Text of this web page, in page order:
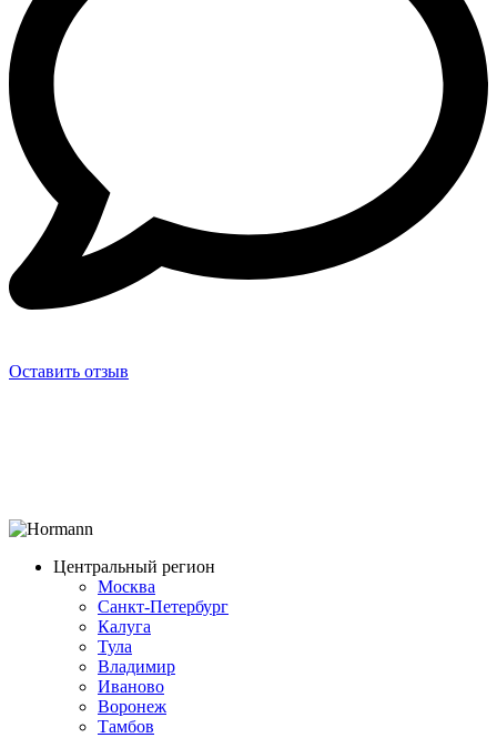
Оставить отзыв
Центральный регион
Москва
Санкт-Петербург
Калуга
Тула
Владимир
Иваново
Воронеж
Тамбов